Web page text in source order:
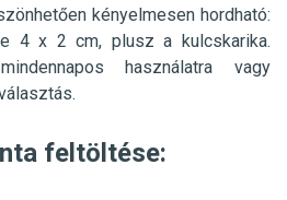
kényelmesen hordható:
4 x 2 cm, plusz a kulcskarika.
használatra vagy
feltöltése: